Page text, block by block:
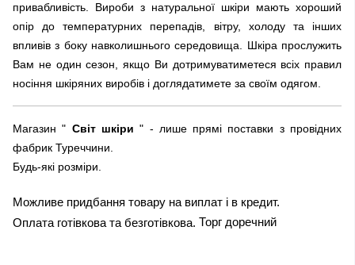
привабливість. Вироби з натуральної шкіри мають хороший
опір до температурних перепадів, вітру, холоду та інших
впливів з боку навколишнього середовища. Шкіра прослужить
Вам не один сезон, якщо Ви дотримуватиметеся всіх правил
носіння шкіряних виробів і доглядатимете за своїм одягом.
Магазин " Світ шкіри " - лише прямі поставки з провідних
фабрик Туреччини.
Будь-які розміри.
Можливе придбання товару на виплат і в кредит.
Оплата готівкова та безготівкова. Торг доречний